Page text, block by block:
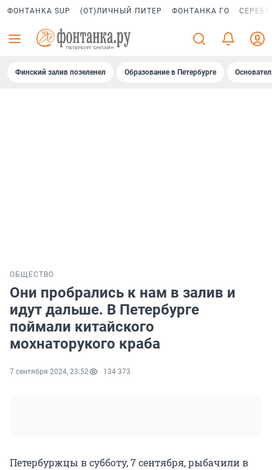
ФОНТАНКА SUP (ОТ)ЛИЧНЫЙ ПИТЕР ФОНТАНКА ГО
Финский залив позеленел Образование в Петербурге
ОБЩЕСТВО
Они пробрались к нам в залив и
идут дальше. В Петербурге
поймали китайского
мохнаторукого краба
7 сентября 2024, 23:52 134 373
Петербуржцы в субботу, 7 сентября, рыбачили в